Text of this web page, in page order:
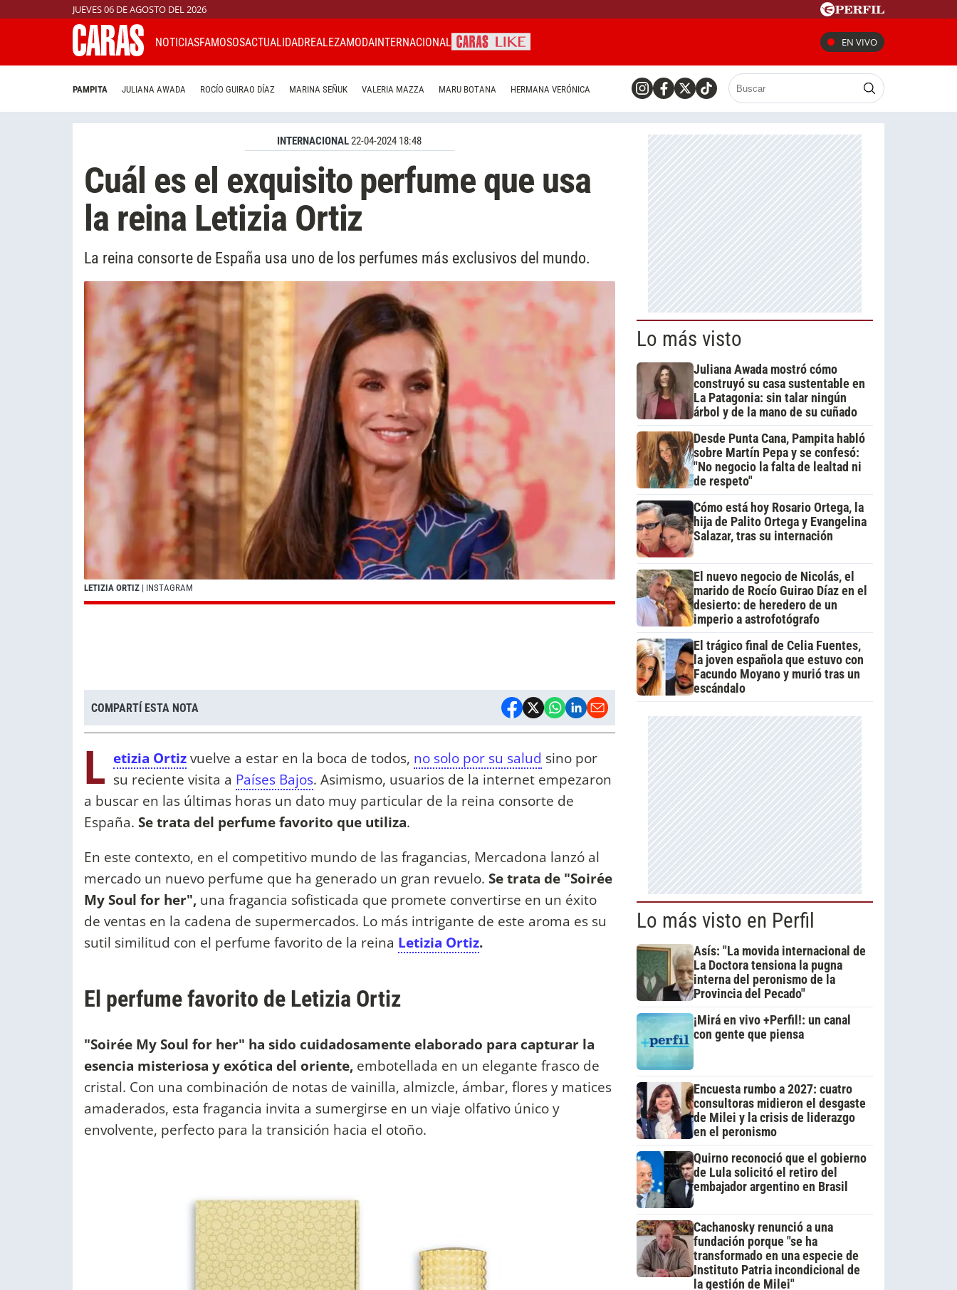
JUEVES 06 DE AGOSTO DEL 2026
NOTICIASFAMOSOSACTUALIDADREALEZAMODAINTERNACIONAL EN VIVO
PAMPITA JULIANA AWADA ROCÍO GUIRAO DÍAZ MARINA SEÑUK VALERIA MAZZA MARU BOTANA HERMANA VERÓNICA
INTERNACIONAL22-04-2024 18:48
Cuál es el exquisito perfume que usa
la reina Letizia Ortiz
La reina consorte de España usa uno de los perfumes más exclusivos del mundo.
LETIZIA ORTIZ | INSTAGRAM
COMPARTÍ ESTA NOTA
L etizia Ortizvuelve a estar en la boca de todos, no solo por su salud sino por
su reciente visita a Países Bajos. Asimismo, usuarios de la internet empezaron
a buscar en las últimas horas un dato muy particular de la reina consorte de
España. Se trata del perfume favorito que utiliza.
En este contexto, en el competitivo mundo de las fragancias, Mercadona lanzó al
mercado un nuevo perfume que ha generado un gran revuelo. Se trata de "Soirée
My Soul for her", una fragancia sofisticada que promete convertirse en un éxito
de ventas en la cadena de supermercados. Lo más intrigante de este aroma es su
sutil similitud con el perfume favorito de la reina Letizia Ortiz.
El perfume favorito de Letizia Ortiz
"Soirée My Soul for her" ha sido cuidadosamente elaborado para capturar la
esencia misteriosa y exótica del oriente, embotellada en un elegante frasco de
cristal. Con una combinación de notas de vainilla, almizcle, ámbar, flores y matices
amaderados, esta fragancia invita a sumergirse en un viaje olfativo único y
envolvente, perfecto para la transición hacia el otoño.
Lo más visto
Juliana Awada mostró cómo
construyó su casa sustentable en
La Patagonia: sin talar ningún
árbol y de la mano de su cuñado
Desde Punta Cana, Pampita habló
sobre Martín Pepa y se confesó:
"No negocio la falta de lealtad ni
de respeto"
Cómo está hoy Rosario Ortega, la
hija de Palito Ortega y Evangelina
Salazar, tras su internación
El nuevo negocio de Nicolás, el
marido de Rocío Guirao Díaz en el
desierto: de heredero de un
imperio a astrofotógrafo
El trágico final de Celia Fuentes,
la joven española que estuvo con
Facundo Moyano y murió tras un
escándalo
Lo más visto en Perfil
Asís: "La movida internacional de
La Doctora tensiona la pugna
interna del peronismo de la
Provincia del Pecado"
¡Mirá en vivo +Perfil!: un canal
con gente que piensa
Encuesta rumbo a 2027: cuatro
consultoras midieron el desgaste
de Milei y la crisis de liderazgo
en el peronismo
Quirno reconoció que el gobierno
de Lula solicitó el retiro del
embajador argentino en Brasil
Cachanosky renunció a una
fundación porque "se ha
transformado en una especie de
Instituto Patria incondicional de
la gestión de Milei"